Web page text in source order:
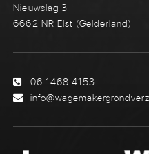
Nieuwslag 3
6662 NR Elst (Gelderland)
06 1468 4153